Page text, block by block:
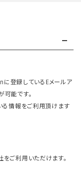
登録しているEメールア
可能です。
る情報をご利用頂けます
をご利用いただけます。